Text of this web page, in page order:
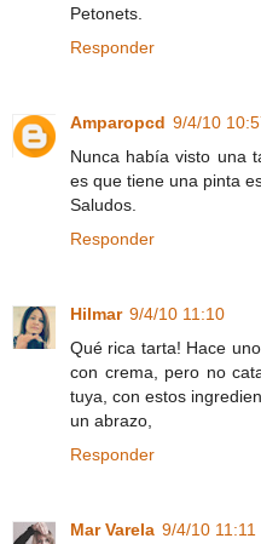
Petonets.
Responder
Amparopcd 9/4/10
Nunca había visto una
es que tiene una pinta
Saludos.
Responder
Hilmar 9/4/10 11:10
Qué rica tarta! Hace
con crema, pero no
tuya, con estos
un abrazo,
Responder
Mar Varela 9/4/10 11:11